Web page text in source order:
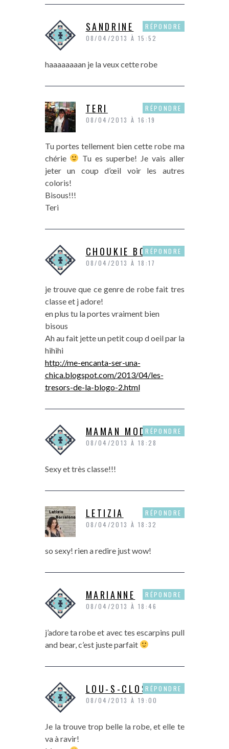
SANDRINE
08/04/2013 À 15:52
haaaaaaaan je la veux cette robe
RÉPONDRE
TERI
08/04/2013 À 16:19
Tu portes tellement bien cette robe ma
chérie
Tu es superbe! Je vais aller
jeter un coup d’œil voir les autres
coloris!
Bisous!!!
Teri
RÉPONDRE
CHOUKIE BONBON
08/04/2013 À 18:17
je trouve que ce genre de robe fait tres
classe et j adore!
en plus tu la portes vraiment bien
bisous
Ah au fait jette un petit coup d oeil par la
hihihi
http://me-encanta-ser-una-
chica.blogspot.com/2013/04/les-
tresors-de-la-blogo-2.html
RÉPONDRE
MAMAN MODEUSE
08/04/2013 À 18:28
Sexy et très classe!!!
RÉPONDRE
LETIZIA
08/04/2013 À 18:32
so sexy! rien a redire just wow!
RÉPONDRE
MARIANNE
08/04/2013 À 18:46
j’adore ta robe et avec tes escarpins pull
and bear, c’est juste parfait
RÉPONDRE
LOU-S-CLOSET
08/04/2013 À 19:00
Je la trouve trop belle la robe, et elle te
va à ravir!
RÉPONDRE